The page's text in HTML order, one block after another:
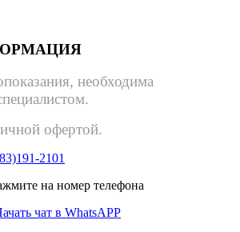
необходима
офертой.
2101
на номер телефона